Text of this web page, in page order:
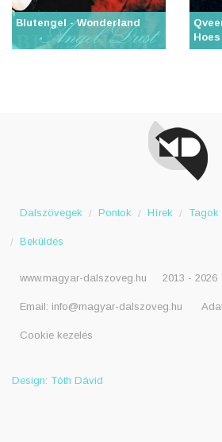
Blutengel - Wonderland
Hoes
Dalszövegek Pontok Hírek Tagok
Beküldés
www.magyar-dalszoveg.hu 2013 - 2026
Email: info@magyar-dalszoveg.hu
Cookie kezelés
Design: Tóth Dávid